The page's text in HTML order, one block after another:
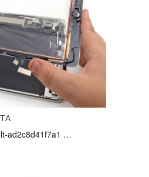
ad2c8d41f7a1 …